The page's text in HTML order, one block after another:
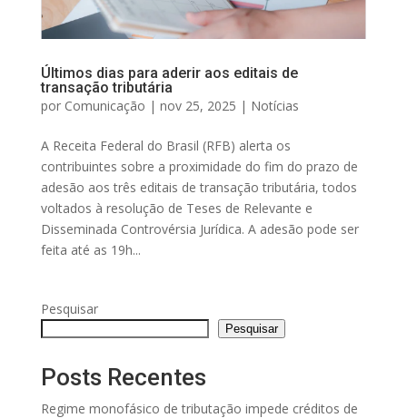
Últimos dias para aderir aos editais de
transação tributária
por Comunicação | nov 25, 2025 | Notícias
A Receita Federal do Brasil (RFB) alerta os
contribuintes sobre a proximidade do fim do prazo de
adesão aos três editais de transação tributária, todos
voltados à resolução de Teses de Relevante e
Disseminada Controvérsia Jurídica. A adesão pode ser
feita até as 19h...
Pesquisar
Pesquisar
Posts Recentes
Regime monofásico de tributação impede créditos de